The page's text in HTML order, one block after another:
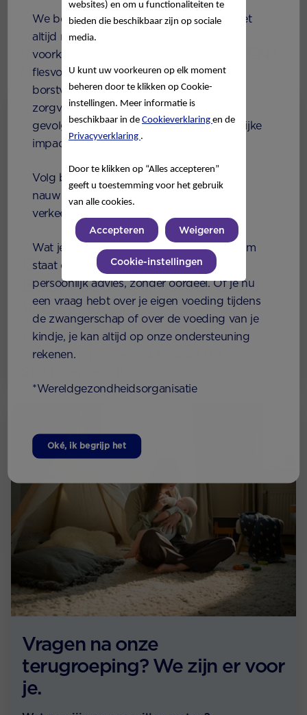
We begrijpen echter dat borstvoeding niet
altijd mogelijk is, of dat flesvoeding de
voorkeur krijgt. Of je nu volledig voor
flesvoeding kiest of dit combineert met
borstvoeding, overleg eerst met je
zorgverlener om de sociale en financiële
gevolgen te begrijpen, inclusief de mogelijke
impact op je eigen melkproductie.
Volg bij het gebruik van flesvoeding altijd
nauwgezet de instructies op; onnodig of
verkeerd gebruik kan je baby ziek maken.
Wat je keuze ook is, ons Nutricia Care Team
staat dag en nacht voor je klaar met
persoonlijk advies, zonder oordeel. Of je nu
een vraag hebt over je eigen voeding tijdens
de zwangerschap of over de voeding van je
kindje, je kan altijd op onze ondersteuning
rekenen.
*Wereldgezondheidsorganisatie
Oké, ik begrijp het
Vragen over ONZE PRODUCTEN?
Neem contact met ons op!
Onze Nutricia
Babyvoedinglijn staat altijd
voor je klaar!
Bel gratis 0800 16 685
Whatsapp naar +32 471 13 43 00
Vragen na onze
terugroeping? We zijn er voor
je.
websites) en om u functionaliteiten te
bieden die beschikbaar zijn op sociale
media.
U kunt uw voorkeuren op elk moment
beheren door te klikken op Cookie-
instellingen. Meer informatie is
beschikbaar in de Cookieverklaring en de
Privacyverklaring .
Door te klikken op “Alles accepteren”
geeft u toestemming voor het gebruik
van alle cookies.
Accepteren Weigeren
Cookie-instellingen